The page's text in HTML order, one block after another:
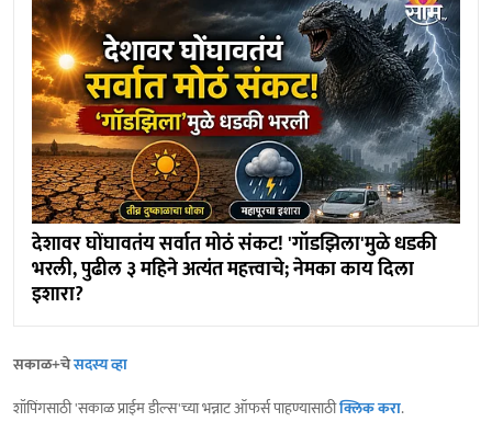
देशावर घोंघावतंय सर्वात मोठं संकट! 'गॉडझिला'मुळे धडकी
भरली, पुढील ३ महिने अत्यंत महत्त्वाचे; नेमका काय दिला
इशारा?
सकाळ+चेसदस्य व्हा
शॉपिंगसाठी 'सकाळ प्राईम डील्स'च्या भन्नाट ऑफर्स पाहण्यासाठीक्लिक करा.